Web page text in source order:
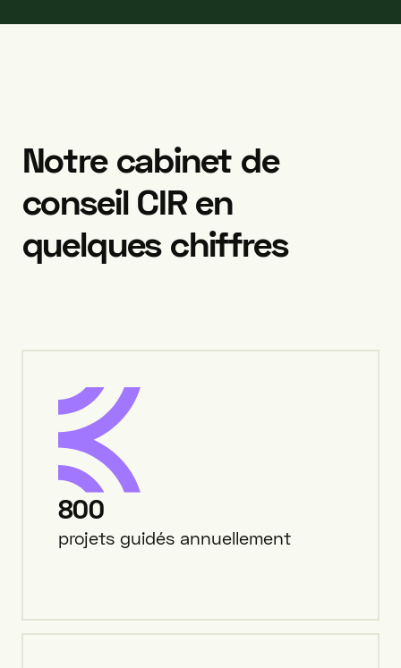
Notre cabinet de
conseil CIR en
quelques chiffres
800
projets guidés annuellement